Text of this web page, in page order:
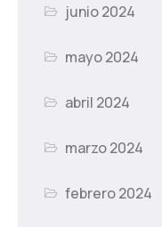
junio 2024
mayo 2024
abril 2024
marzo 2024
febrero 2024